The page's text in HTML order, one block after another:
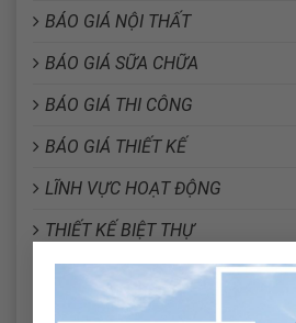
BÁO GIÁ NỘI THẤT
BÁO GIÁ SỮA CHỮA
BÁO GIÁ THI CÔNG
BÁO GIÁ THIẾT KẾ
LĨNH VỰC HOẠT ĐỘNG
THIẾT KẾ BIỆT THỰ
THIẾT KẾ CĂN HỘ DỊCH VỤ
THIẾT KẾ KHÁCH SẠN